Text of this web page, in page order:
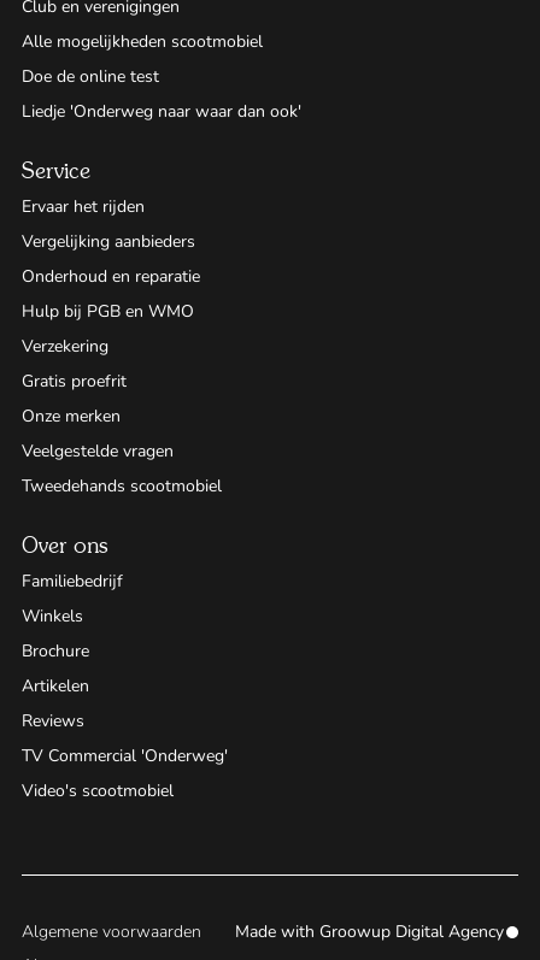
Club en verenigingen
Alle mogelijkheden scootmobiel
Doe de online test
Liedje 'Onderweg naar waar dan ook'
Service
Ervaar het rijden
Vergelijking aanbieders
Onderhoud en reparatie
Hulp bij PGB en WMO
Verzekering
Gratis proefrit
Onze merken
Veelgestelde vragen
Tweedehands scootmobiel
Over ons
Familiebedrijf
Winkels
Brochure
Artikelen
Reviews
TV Commercial 'Onderweg'
Video's scootmobiel
Algemene voorwaarden
Made with Groowup Digital Agency